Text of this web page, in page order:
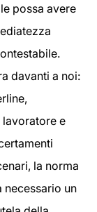
possa avere
davanti a noi:
e
la norma
necessario un